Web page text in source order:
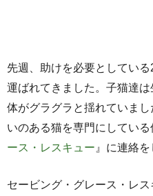
先週、助けを必要としてい
運ばれてきました。子猫達
体がグラグラと揺れていま
いのある猫を専門にしている
ース・レスキュー 』に連絡を
セービング・グレース・レ